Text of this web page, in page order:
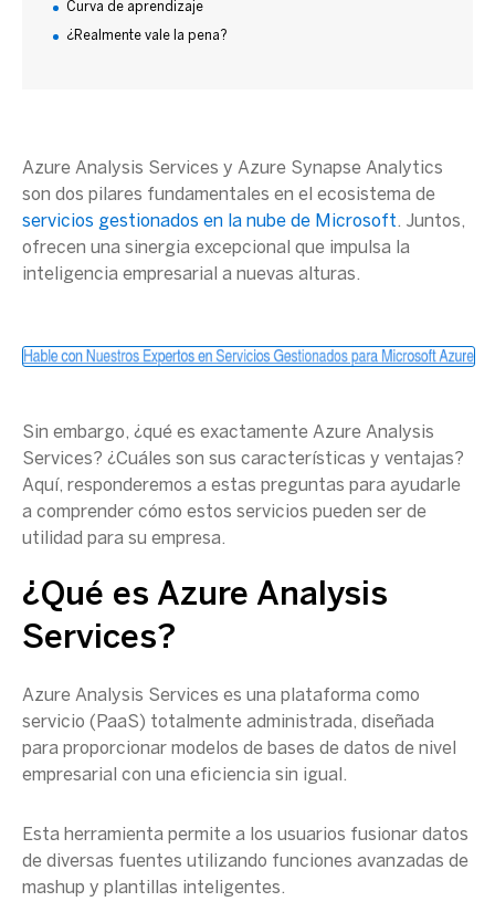
Curva de aprendizaje
¿Realmente vale la pena?
Azure Analysis Services y Azure Synapse Analytics
son dos pilares fundamentales en el ecosistema de
servicios gestionados en la nube de Microsoft. Juntos,
ofrecen una sinergia excepcional que impulsa la
inteligencia empresarial a nuevas alturas.
Sin embargo, ¿qué es exactamente Azure Analysis
Services? ¿Cuáles son sus características y ventajas?
Aquí, responderemos a estas preguntas para ayudarle
a comprender cómo estos servicios pueden ser de
utilidad para su empresa.
¿Qué es Azure Analysis
Services?
Azure Analysis Services es una plataforma como
servicio (PaaS) totalmente administrada, diseñada
para proporcionar modelos de bases de datos de nivel
empresarial con una eficiencia sin igual.
Esta herramienta permite a los usuarios fusionar datos
de diversas fuentes utilizando funciones avanzadas de
mashup y plantillas inteligentes.